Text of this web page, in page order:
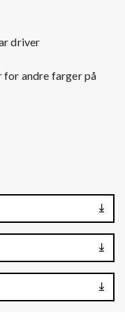
driver
andre farger på